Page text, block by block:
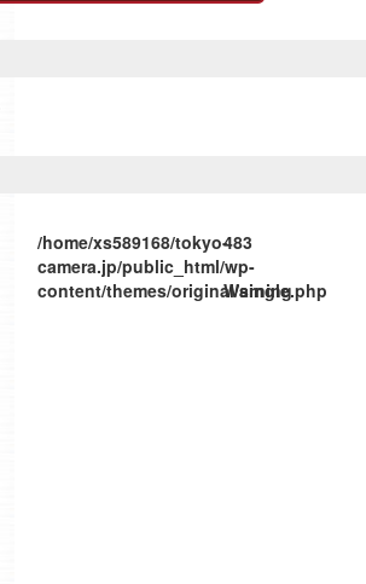
/home/xs589168/tokyo-
camera.jp/public_html/wp-
content/themes/original/single.php
483
Warning